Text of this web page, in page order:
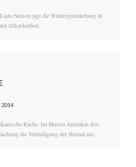
Neeson jagt die Wiedergutmachung in
Stilsicherheit.
2014
Rache: Im Herzen Amerikas löst
die Verteidigung der Heimat aus.